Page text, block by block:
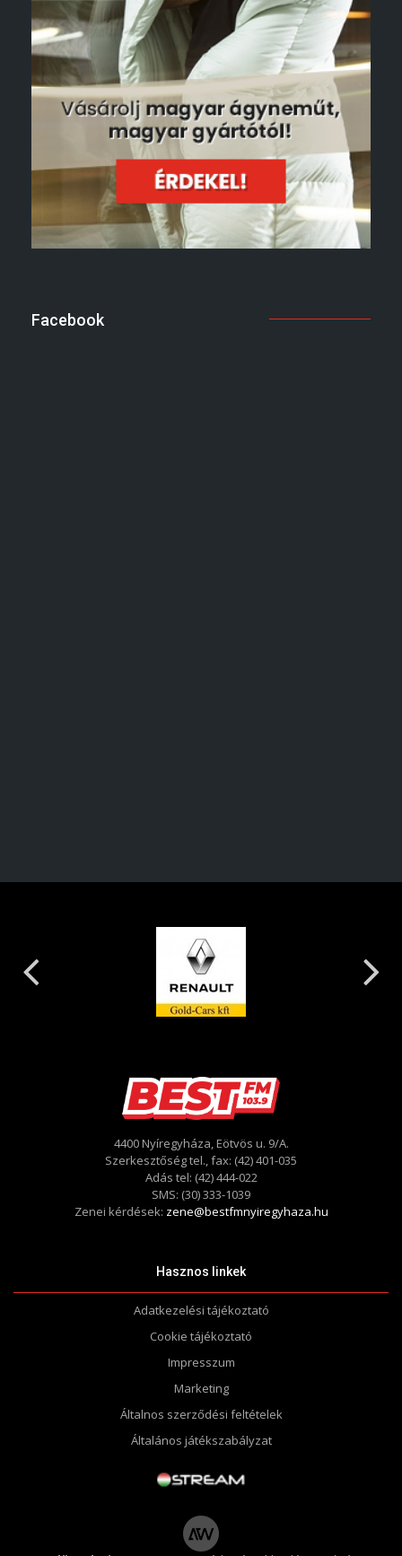
Facebook
4400 Nyíregyháza, Eötvös u. 9/A.
Szerkesztőség tel., fax: (42) 401-035
Adás tel: (42) 444-022
SMS: (30) 333-1039
Zenei kérdések: zene@bestfmnyiregyhaza.hu
Hasznos linkek
Adatkezelési tájékoztató
Cookie tájékoztató
Impresszum
Marketing
Általnos szerződési feltételek
Általános játékszabályzat